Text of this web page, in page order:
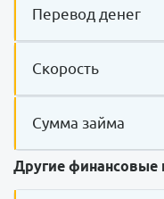
Перевод денег
Скорость
Сумма займа
Другие финансовые